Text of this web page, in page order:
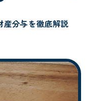
産分与を徹底解説